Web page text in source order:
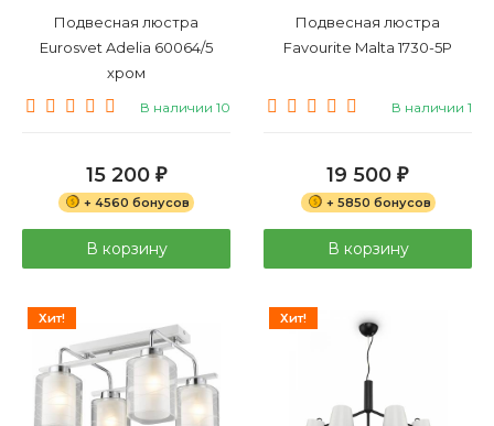
Подвесная люстра
Eurosvet Adelia 60064/5
хром
В наличии 10
15 200 ₽
+ 4560 бонусов
В корзину
Подвесная люстра
Favourite Malta 1730-5P
В наличии 1
19 500 ₽
+ 5850 бонусов
В корзину
Хит! Хит!